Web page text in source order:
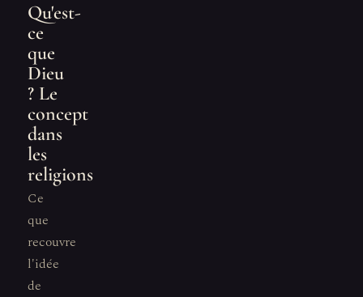
Qu'est-
ce
que
Dieu
? Le
concept
dans
les
religions
Ce
que
recouvre
l'idée
de